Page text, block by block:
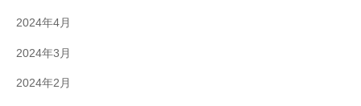
2024年4月
2024年3月
2024年2月